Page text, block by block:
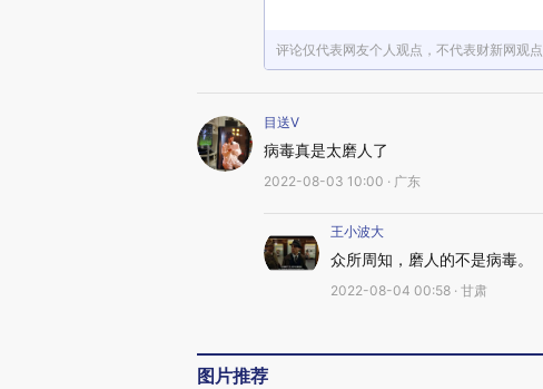
评论仅代表网友个人观点，不代表财新网观点
目送V
病毒真是太磨人了
2022-08-03 10:00 · 广东
王小波大
众所周知，磨人的不是病毒。
2022-08-04 00:58 · 甘肃
图片推荐